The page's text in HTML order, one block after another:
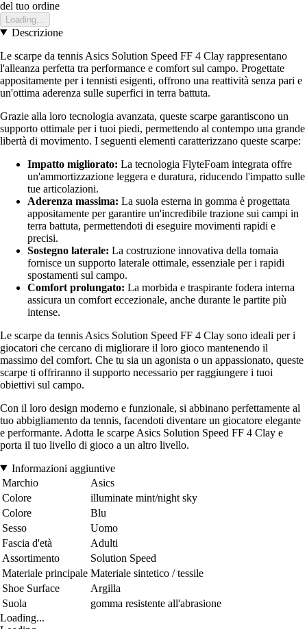
del tuo ordine
Loading...
Descrizione
Le scarpe da tennis Asics Solution Speed FF 4 Clay rappresentano
l'alleanza perfetta tra performance e comfort sul campo. Progettate
appositamente per i tennisti esigenti, offrono una reattività senza pari e
un'ottima aderenza sulle superfici in terra battuta.
Grazie alla loro tecnologia avanzata, queste scarpe garantiscono un
supporto ottimale per i tuoi piedi, permettendo al contempo una grande
libertà di movimento. I seguenti elementi caratterizzano queste scarpe:
Impatto migliorato: La tecnologia FlyteFoam integrata offre
un'ammortizzazione leggera e duratura, riducendo l'impatto sulle
tue articolazioni.
Aderenza massima: La suola esterna in gomma è progettata
appositamente per garantire un'incredibile trazione sui campi in
terra battuta, permettendoti di eseguire movimenti rapidi e
precisi.
Sostegno laterale: La costruzione innovativa della tomaia
fornisce un supporto laterale ottimale, essenziale per i rapidi
spostamenti sul campo.
Comfort prolungato: La morbida e traspirante fodera interna
assicura un comfort eccezionale, anche durante le partite più
intense.
Le scarpe da tennis Asics Solution Speed FF 4 Clay sono ideali per i
giocatori che cercano di migliorare il loro gioco mantenendo il
massimo del comfort. Che tu sia un agonista o un appassionato, queste
scarpe ti offriranno il supporto necessario per raggiungere i tuoi
obiettivi sul campo.
Con il loro design moderno e funzionale, si abbinano perfettamente al
tuo abbigliamento da tennis, facendoti diventare un giocatore elegante
e performante. Adotta le scarpe Asics Solution Speed FF 4 Clay e
porta il tuo livello di gioco a un altro livello.
Informazioni aggiuntive
Marchio
Asics
Colore
illuminate mint/night sky
Colore
Blu
Sesso
Uomo
Fascia d'età
Adulti
Assortimento
Solution Speed
Materiale principale Materiale sintetico / tessile
Shoe Surface
Argilla
Suola
gomma resistente all'abrasione
Loading...